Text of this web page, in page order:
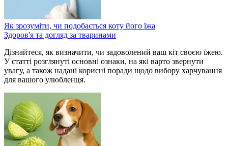
Як зрозуміти, чи подобається коту його їжа
Здоров'я та догляд за тваринами
Дізнайтеся, як визначити, чи задоволений ваш кіт своєю їжею.
У статті розглянуті основні ознаки, на які варто звернути
увагу, а також надані корисні поради щодо вибору харчування
для вашого улюбленця.